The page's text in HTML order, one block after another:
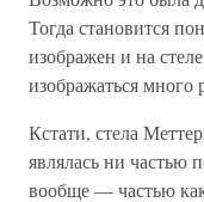
Тогда становится
изображен и на
изображаться
Кстати, стела
являлась ни частью
вообще — частью